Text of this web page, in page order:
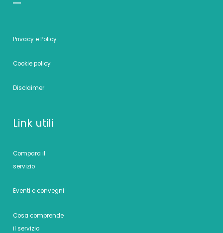
Privacy e Policy
Cookie policy
Disclaimer
Link utili
Compara il
servizio
Eventi e convegni
Cosa comprende
il servizio